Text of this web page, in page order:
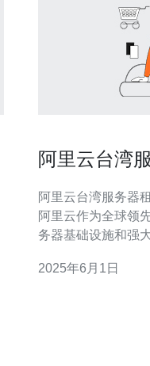
阿里云台湾
阿里云台湾服务器
阿里云作为全球领
务器基础设施和强
务。 阿里云台湾服务器租用方案提供高性能的云服务器，
2025年6月1日